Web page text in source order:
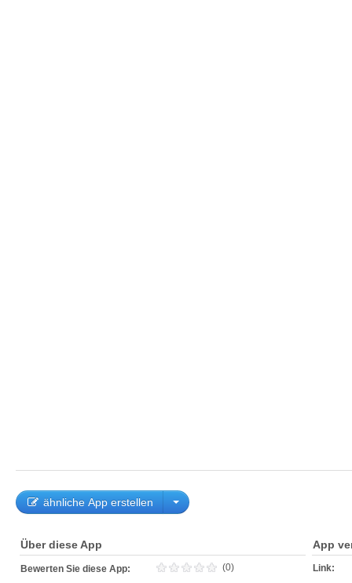
ähnliche App erstellen
Über diese App
Bewerten Sie diese App: (0)
App
Link: